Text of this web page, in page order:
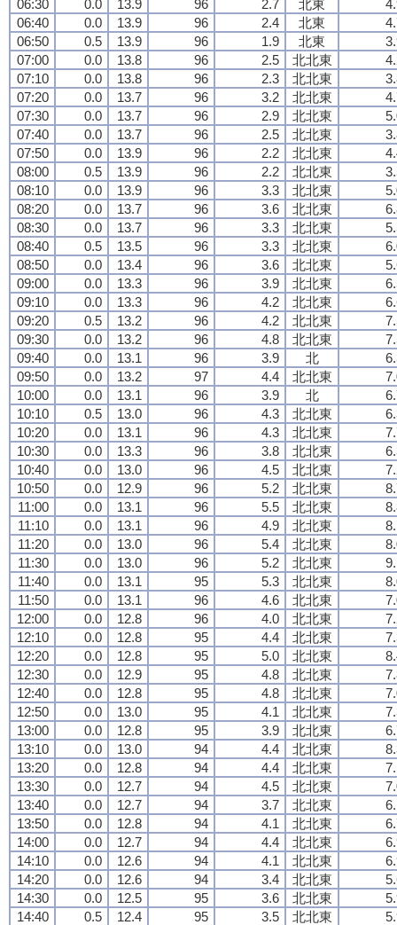
06:30
0.0 13.9 96 2.7 北東
06:40
0.0 13.9 96 2.4 北東
06:50
0.5 13.9 96 1.9 北東
07:00
0.0 13.8 96 2.5 北北東
07:10
0.0 13.8 96 2.3 北北東
07:20
0.0 13.7 96 3.2 北北東
07:30
0.0 13.7 96 2.9 北北東
07:40
0.0 13.7 96 2.5 北北東
07:50
0.0 13.9 96 2.2 北北東
08:00
0.5 13.9 96 2.2 北北東
08:10
0.0 13.9 96 3.3 北北東
08:20
0.0 13.7 96 3.6 北北東
08:30
0.0 13.7 96 3.3 北北東
08:40
0.5 13.5 96 3.3 北北東
08:50
0.0 13.4 96 3.6 北北東
09:00
0.0 13.3 96 3.9 北北東
09:10
0.0 13.3 96 4.2 北北東
09:20
0.5 13.2 96 4.2 北北東
09:30
0.0 13.2 96 4.8 北北東
09:40
0.0 13.1 96 3.9 北
09:50
0.0 13.2 97 4.4 北北東
10:00
0.0 13.1 96 3.9 北
10:10
0.5 13.0 96 4.3 北北東
10:20
0.0 13.1 96 4.3 北北東
10:30
0.0 13.3 96 3.8 北北東
10:40
0.0 13.0 96 4.5 北北東
10:50
0.0 12.9 96 5.2 北北東
11:00
0.0 13.1 96 5.5 北北東
11:10
0.0 13.1 96 4.9 北北東
11:20
0.0 13.0 96 5.4 北北東
11:30
0.0 13.0 96 5.2 北北東
11:40
0.0 13.1 95 5.3 北北東
11:50
0.0 13.1 96 4.6 北北東
12:00
0.0 12.8 96 4.0 北北東
12:10
0.0 12.8 95 4.4 北北東
12:20
0.0 12.8 95 5.0 北北東
12:30
0.0 12.9 95 4.8 北北東
12:40
0.0 12.8 95 4.8 北北東
12:50
0.0 13.0 95 4.1 北北東
13:00
0.0 12.8 95 3.9 北北東
13:10
0.0 13.0 94 4.4 北北東
13:20
0.0 12.8 94 4.4 北北東
13:30
0.0 12.7 94 4.5 北北東
13:40
0.0 12.7 94 3.7 北北東
13:50
0.0 12.8 94 4.1 北北東
14:00
0.0 12.7 94 4.4 北北東
14:10
0.0 12.6 94 4.1 北北東
14:20
0.0 12.6 94 3.4 北北東
14:30
0.0 12.5 95 3.6 北北東
14:40
0.5 12.4 95 3.5 北北東